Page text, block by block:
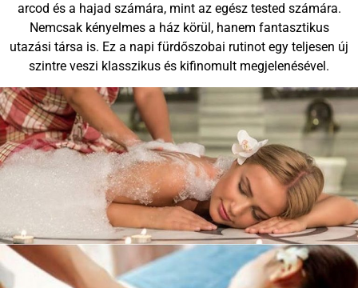
arcod és a hajad számára, mint az egész tested számára.
Nemcsak kényelmes a ház körül, hanem fantasztikus
utazási társa is. Ez a napi fürdőszobai rutinot egy teljesen új
szintre veszi klasszikus és kifinomult megjelenésével.